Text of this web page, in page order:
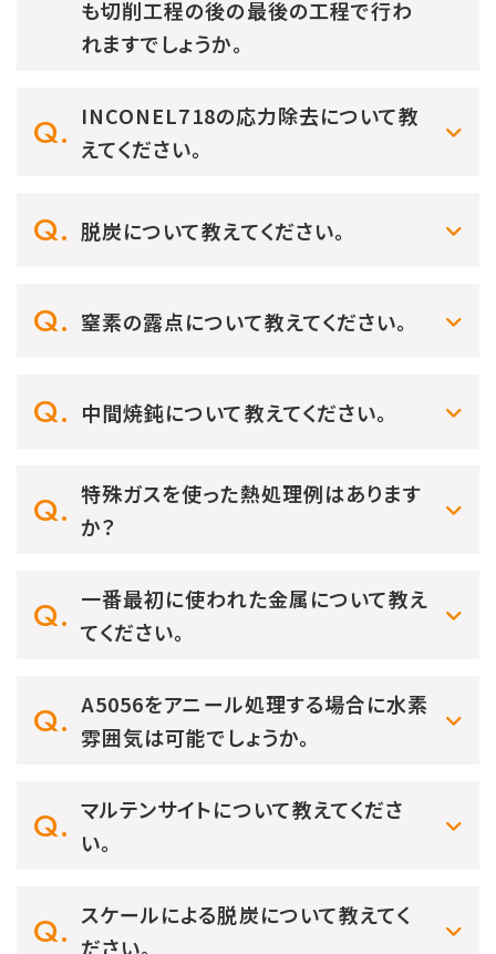
も切削工程の後の最後の工程で行わ
れますでしょうか。
INCONEL718の応力除去について教
えてください。
脱炭について教えてください。
窒素の露点について教えてください。
中間焼鈍について教えてください。
特殊ガスを使った熱処理例はあります
か？
一番最初に使われた金属について教え
てください。
A5056をアニール処理する場合に水素
雰囲気は可能でしょうか。
マルテンサイトについて教えてくださ
い。
スケールによる脱炭について教えてく
ださい。